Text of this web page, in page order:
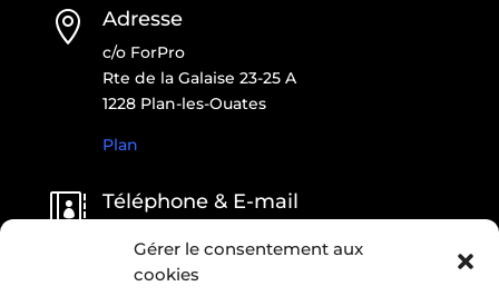
Gérer le consentement aux
cookies
 Adresse
c/o ForPro
Rte de la Galaise 23-25 A
1228 Plan-les-Ouates
Plan
 Téléphone & E-mail
contact@onlfait.ch